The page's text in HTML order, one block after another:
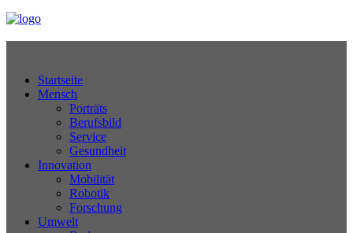
Startseite
Mensch
Porträts
Berufsbild
Service
Gesundheit
Innovation
Mobilität
Robotik
Forschung
Umwelt